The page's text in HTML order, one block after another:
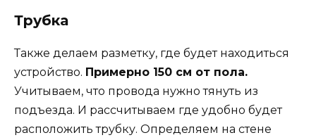
Трубка
Также делаем разметку, где будет находиться
устройство. Примерно 150 см от пола.
Учитываем, что провода нужно тянуть из
подъезда. И рассчитываем где удобно будет
расположить трубку. Определяем на стене